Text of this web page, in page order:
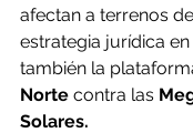
afectan a terrenos
estrategia jurídica
también la
Norte contra las
Solares.